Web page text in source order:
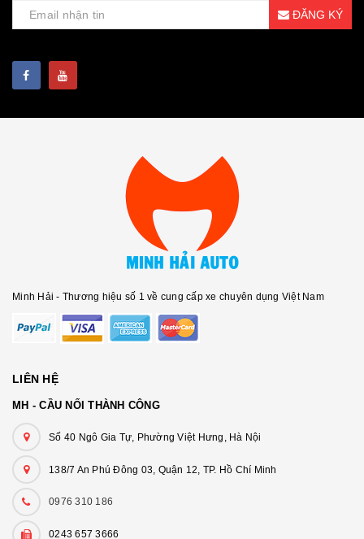
ĐĂNG KÝ
Minh Hải - Thương hiệu số 1 về cung cấp xe chuyên dụng Việt Nam
LIÊN HỆ
MH - CẦU NỐI THÀNH CÔNG
Số 40 Ngô Gia Tự, Phường Việt Hưng, Hà Nội
138/7 An Phú Đông 03, Quận 12, TP. Hồ Chí Minh
0976 310 186
0243 657 3666